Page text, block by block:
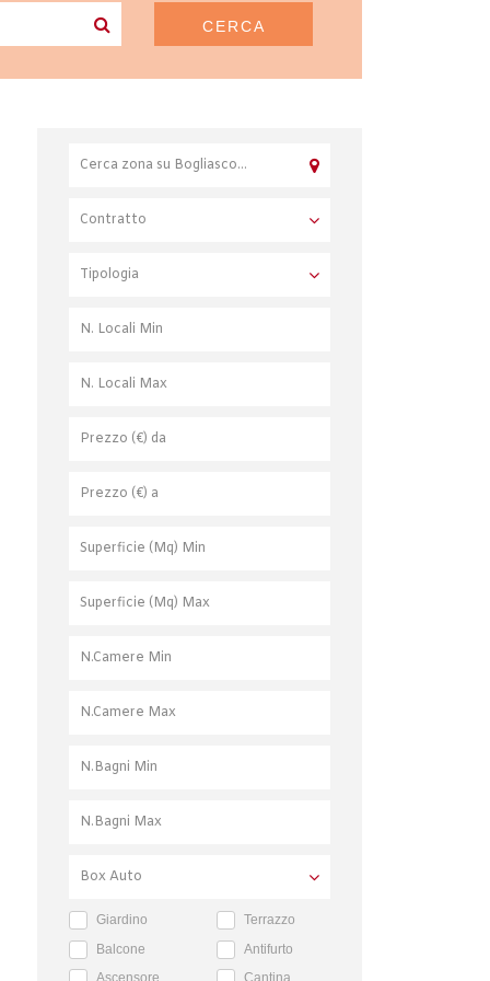
CERCA
Giardino
Terrazzo
Balcone
Antifurto
Ascensore
Cantina